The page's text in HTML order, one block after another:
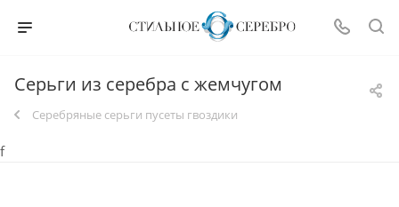
Серьги из серебра с жемчугом
Серебряные серьги пусеты гвоздики
f